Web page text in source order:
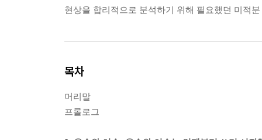
현상을 합리적으로 분석하기 위해 필요했던 미적
목차
머리말
프롤로그